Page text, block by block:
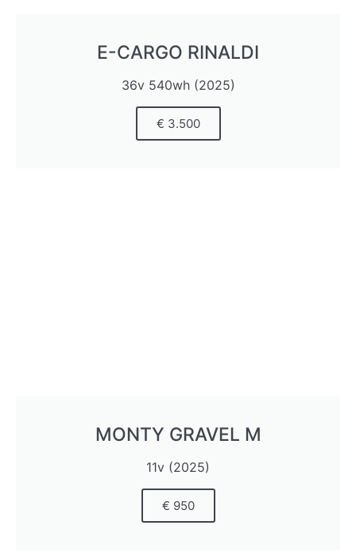
E-CARGO RINALDI
36v 540wh (2025)
€ 3.500
MONTY GRAVEL M
11v (2025)
€ 950